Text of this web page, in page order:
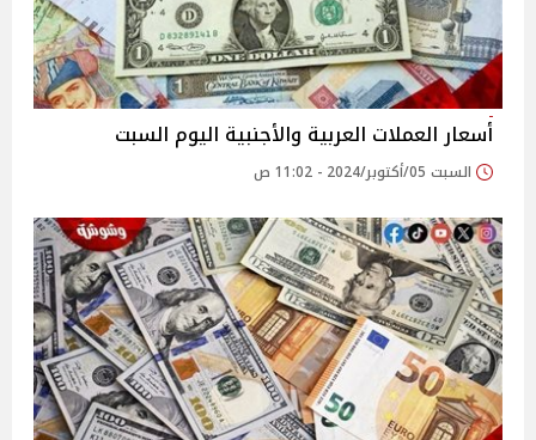
أسعار العملات العربية والأجنبية اليوم السبت
السبت 05/أكتوبر/2024 - 11:02 ص